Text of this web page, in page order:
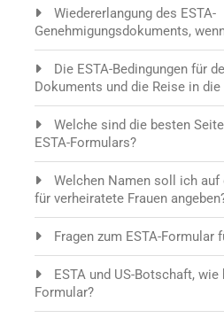
Wiedererlangung des ESTA-
Genehmigungsdokuments,
Die ESTA-Bedingungen für
Dokuments und die Reise in die
Welche sind die besten
ESTA-Formulars?
Welchen Namen soll ich auf
für verheiratete Frauen
Fragen zum ESTA-Formular
ESTA und US-Botschaft,
Formular?